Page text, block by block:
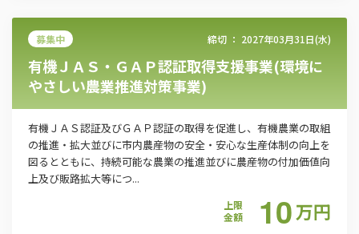
募集中 締切 ： 2027年03月31日(水)
有機ＪＡＳ・ＧＡＰ認証取得支援事業(環境に
やさしい農業推進対策事業)
有機ＪＡＳ認証及びＧＡＰ認証の取得を促進し、有機農業の取組
の推進・拡大並びに市内農産物の安全・安心な生産体制の向上を
図るとともに、持続可能な農業の推進並びに農産物の付加価値向
上及び販路拡大等につ...
上限
金額
10万円